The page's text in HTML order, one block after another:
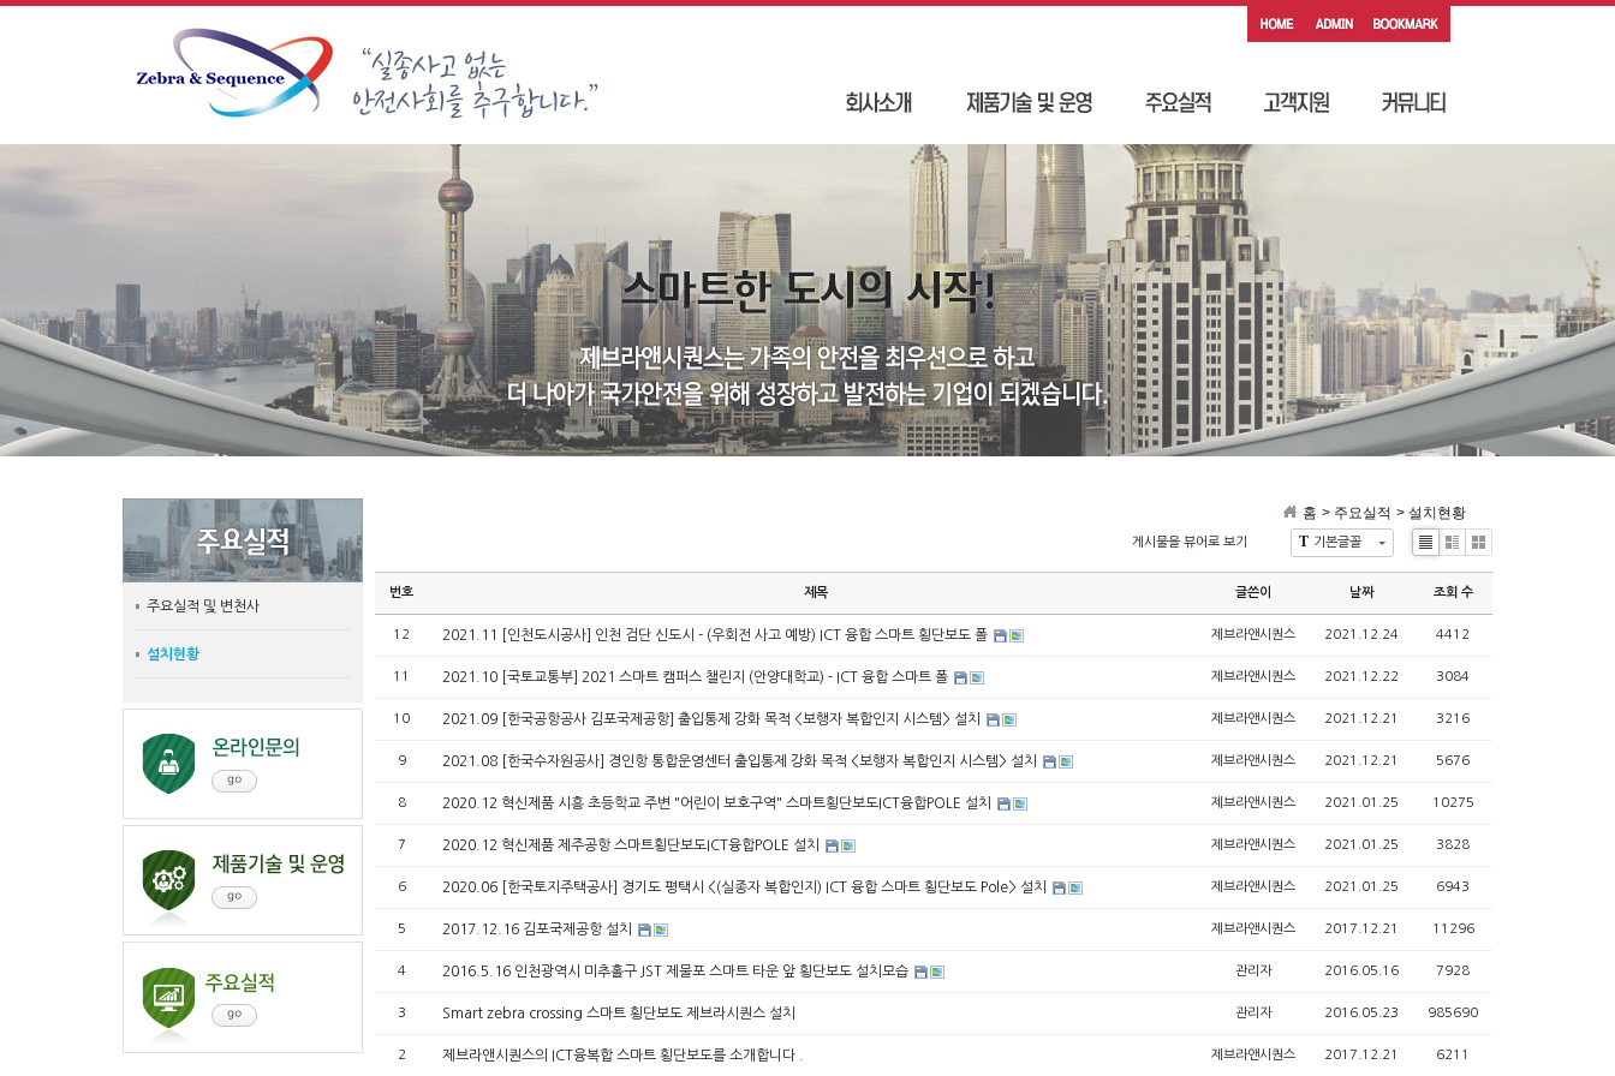
주요실적 및 변천사
설치현황
홈 > 주요실적 > 설치현황
T 기본글꼴
게시물을 뷰어로 보기
Li
Zi
G
번호 제목 글쓴이 날짜 조회 수
12 2021.11 [인천도시공사] 인천 검단 신도시 - (우회전 사고 예방) ICT 융합 스마트 횡단보도 폴 제브라앤시퀀스 2021.12.24 4412
11 2021.10 [국토교통부] 2021 스마트 캠퍼스 챌린지 (안양대학교) - ICT 융합 스마트 폴 제브라앤시퀀스 2021.12.22 3084
10 2021.09 [한국공항공사 김포국제공항] 출입통제 강화 목적 <보행자 복합인지 시스템> 설치 제브라앤시퀀스 2021.12.21 3216
9 2021.08 [한국수자원공사] 경인항 통합운영센터 출입통제 강화 목적 <보행자 복합인지 시스템> 설치 제브라앤시퀀스 2021.12.21 5676
8 2020.12 혁신제품 시흥 초등학교 주변 "어린이 보호구역" 스마트횡단보도ICT융합POLE 설치 제브라앤시퀀스 2021.01.25 10275
7 2020.12 혁신제품 제주공항 스마트횡단보도ICT융합POLE 설치 제브라앤시퀀스 2021.01.25 3828
6 2020.06 [한국토지주택공사] 경기도 평택시 <(실종자 복합인지) ICT 융합 스마트 횡단보도 Pole> 설치 제브라앤시퀀스 2021.01.25 6943
5 2017.12.16 김포국제공항 설치 제브라앤시퀀스 2017.12.21 11296
4 2016.5.16 인천광역시 미추홀구 JST 제물포 스마트 타운 앞 횡단보도 설치모습 관리자 2016.05.16 7928
3 Smart zebra crossing 스마트 횡단보도 제브라시퀀스 설치 관리자 2016.05.23 985690
2 제브라앤시퀀스의 ICT융복합 스마트 횡단보도를 소개합니다 . 제브라앤시퀀스 2017.12.21 6211